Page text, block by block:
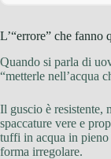
L’“errore” che fanno
Quando si parla di
“metterle nell’acqua
Il guscio è resistente,
spaccature vere e
tuffi in acqua in pieno
forma irregolare.